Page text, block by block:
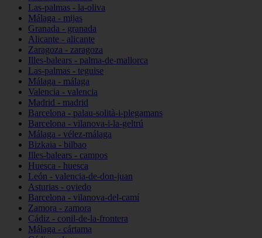
Las-palmas - la-oliva
Málaga - mijas
Granada - granada
Alicante - alicante
Zaragoza - zaragoza
Illes-balears - palma-de-mallorca
Las-palmas - teguise
Málaga - málaga
Valencia - valencia
Madrid - madrid
Barcelona - palau-solità-i-plegamans
Barcelona - vilanova-i-la-geltrú
Málaga - vélez-málaga
Bizkaia - bilbao
Illes-balears - campos
Huesca - huesca
León - valencia-de-don-juan
Asturias - oviedo
Barcelona - vilanova-del-camí
Zamora - zamora
Cádiz - conil-de-la-frontera
Málaga - cártama